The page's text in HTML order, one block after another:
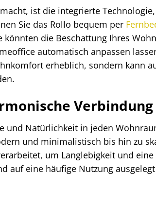
ist die integrierte
Sie das Rollo bequem per
könnten die Beschattung Ihres
automatisch anpassen
erheblich, sondern kann
Verbindung
und Natürlichkeit in jeden
und minimalistisch bis hin zu
um Langlebigkeit und
auf eine häufige Nutzung